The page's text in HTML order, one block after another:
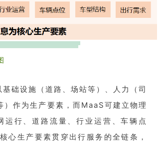
础设施（道路、场站等）、人力（司
作为生产要素，而MaaS可建立物理
行、道路流量、行业运营、车辆点
心生产要素贯穿出行服务的全链条，